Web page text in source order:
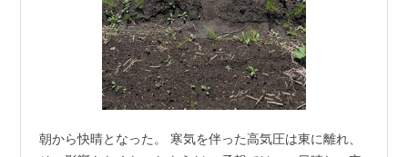
朝から快晴となった。 寒気を伴った高気圧は東に離れ、